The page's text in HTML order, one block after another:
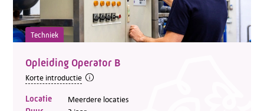
Techniek
Opleiding Operator B
Korte introductie
Locatie Meerdere locaties